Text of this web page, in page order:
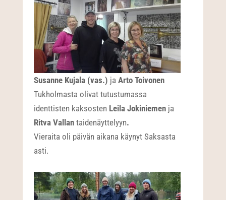
Susanne Kujala (vas.) jaArto Toivonen
Tukholmasta olivat tutustumassa
identtisten kaksosten Leila Jokiniemen ja
Ritva Vallan taidenäyttelyyn.
Vieraita oli päivän aikana käynyt Saksasta
asti.